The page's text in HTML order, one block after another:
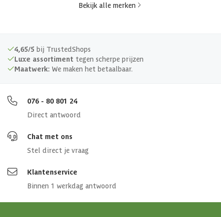
Bekijk alle merken
4,65/5 bij TrustedShops
Luxe assortiment tegen scherpe prijzen
Maatwerk: We maken het betaalbaar.
076 - 80 801 24
Direct antwoord
Chat met ons
Stel direct je vraag
Klantenservice
Binnen 1 werkdag antwoord